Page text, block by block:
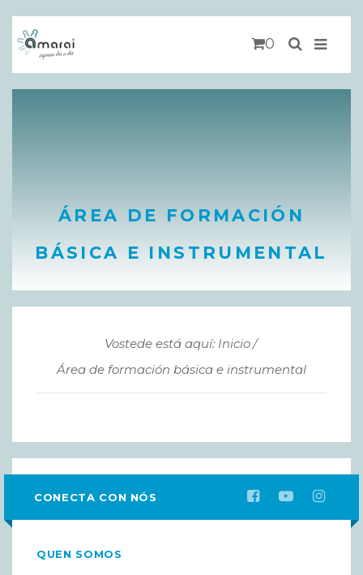
0
ÁREA DE FORMACIÓN
BÁSICA E INSTRUMENTAL
Vostede está aquí: Inicio
Área de formación básica e instrumental
CONECTA CON NÓS
QUEN SOMOS